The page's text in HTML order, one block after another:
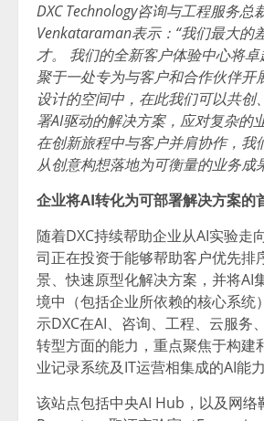
DXC Technology咨询与工程服务总
Venkataraman表示：“我们最大的
才。 我们的全新客户体验中心将
聚于一处专为与客户和合作伙伴开
设计的空间中，在此我们可以共创
署AI驱动的解决方案，应对复杂的
在创新旅程中与客户并肩协作，我
从创意构想落地为可衡量的业务成
企业将AI转化为可部署解决方案的
随着DXC持续帮助企业从AI实验走
司正在投资于能够帮助客户优先排
景、快速原型化解决方案，并将AI
境中（包括企业所依赖的核心系统
示DXC在AI、咨询、工程、云服务
转型方面的能力，重点聚焦于构建
业记录系统及IT运营相集成的AI能力
该站点包括中央AI Hub，以及网络